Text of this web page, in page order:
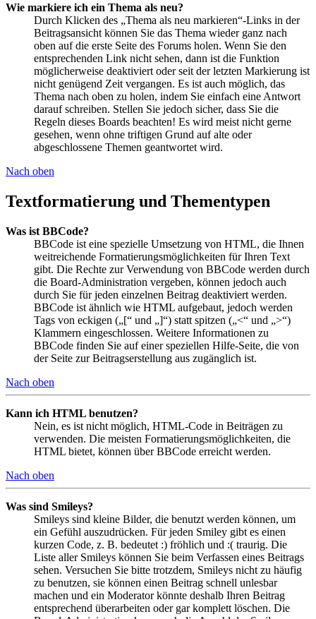
Wie markiere ich ein Thema als neu?
Durch Klicken des „Thema als neu markieren“-Links in der
Beitragsansicht können Sie das Thema wieder ganz nach
oben auf die erste Seite des Forums holen. Wenn Sie den
entsprechenden Link nicht sehen, dann ist die Funktion
möglicherweise deaktiviert oder seit der letzten Markierung ist
nicht genügend Zeit vergangen. Es ist auch möglich, das
Thema nach oben zu holen, indem Sie einfach eine Antwort
darauf schreiben. Stellen Sie jedoch sicher, dass Sie die
Regeln dieses Boards beachten! Es wird meist nicht gerne
gesehen, wenn ohne triftigen Grund auf alte oder
abgeschlossene Themen geantwortet wird.
Nach oben
Textformatierung und Thementypen
Was ist BBCode?
BBCode ist eine spezielle Umsetzung von HTML, die Ihnen
weitreichende Formatierungsmöglichkeiten für Ihren Text
gibt. Die Rechte zur Verwendung von BBCode werden durch
die Board-Administration vergeben, können jedoch auch
durch Sie für jeden einzelnen Beitrag deaktiviert werden.
BBCode ist ähnlich wie HTML aufgebaut, jedoch werden
Tags von eckigen („[“ und „]“) statt spitzen („<“ und „>“)
Klammern eingeschlossen. Weitere Informationen zu
BBCode finden Sie auf einer speziellen Hilfe-Seite, die von
der Seite zur Beitragserstellung aus zugänglich ist.
Nach oben
Kann ich HTML benutzen?
Nein, es ist nicht möglich, HTML-Code in Beiträgen zu
verwenden. Die meisten Formatierungsmöglichkeiten, die
HTML bietet, können über BBCode erreicht werden.
Nach oben
Was sind Smileys?
Smileys sind kleine Bilder, die benutzt werden können, um
ein Gefühl auszudrücken. Für jeden Smiley gibt es einen
kurzen Code, z. B. bedeutet :) fröhlich und :( traurig. Die
Liste aller Smileys können Sie beim Verfassen eines Beitrags
sehen. Versuchen Sie bitte trotzdem, Smileys nicht zu häufig
zu benutzen, sie können einen Beitrag schnell unlesbar
machen und ein Moderator könnte deshalb Ihren Beitrag
entsprechend überarbeiten oder gar komplett löschen. Die